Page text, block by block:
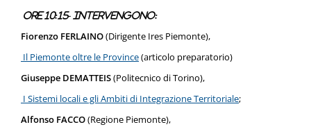
Ore 10:15- Intervengono:
Fiorenzo FERLAINO(Dirigente Ires Piemonte),
Il Piemonte oltre le Province(articolo preparatorio)
Giuseppe DEMATTEIS(Politecnico di Torino),
I Sistemi locali e gli Ambiti di Integrazione Territoriale;
Alfonso FACCO(Regione Piemonte),